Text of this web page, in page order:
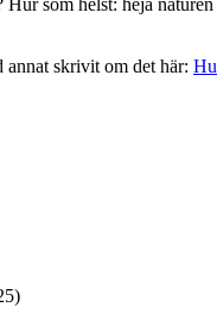
som helst: heja
skrivit om det här: